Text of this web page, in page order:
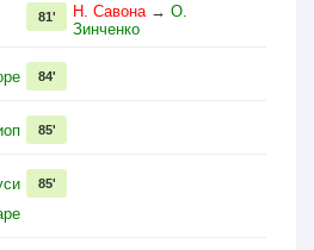
Н. Савона → О.
Зинченко
81'
84'
85'
85'